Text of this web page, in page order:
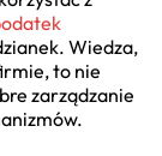
Wiedza,
to nie
zarządzanie